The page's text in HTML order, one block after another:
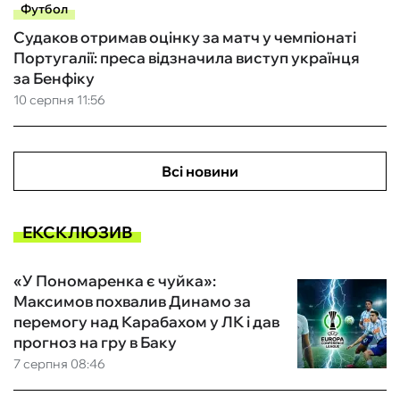
Футбол
10 серпня 11:56
Судаков отримав оцінку за матч у чемпіонаті
Португалії: преса відзначила виступ українця
за Бенфіку
Всі новини
ЕКСКЛЮЗИВ
7 серпня 08:46
«У Пономаренка є чуйка»:
Максимов похвалив Динамо за
перемогу над Карабахом у ЛК і дав
прогноз на гру в Баку